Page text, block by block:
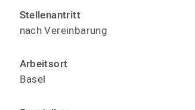
Stellen­antritt
nach Verein­barung
Arbeitsort
Basel